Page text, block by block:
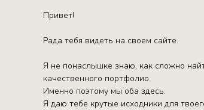
Привет!
Рада тебя видеть на своем сайте.
Я не понаслышке знаю, как сложно
качественного портфолио.
Именно поэтому мы оба здесь.
Я даю тебе крутые исходники для